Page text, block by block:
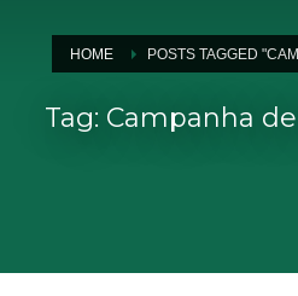
HOME POSTS TAGGED
Tag: Campanha